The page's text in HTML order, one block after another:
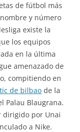
de fútbol más
y número
existe la
los equipos
en la última
amenazado de
compitiendo en
de bilbao de la
Palau Blaugrana.
dirigido por Unai
a Nike.